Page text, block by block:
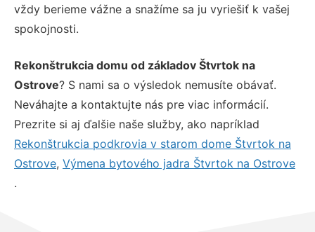
vždy berieme vážne a snažíme sa ju vyriešiť k vašej
spokojnosti.
Rekonštrukcia domu od základov Štvrtok na
Ostrove? S nami sa o výsledok nemusíte obávať.
Neváhajte a kontaktujte nás pre viac informácií.
Prezrite si aj ďalšie naše služby, ako napríklad
Rekonštrukcia podkrovia v starom dome Štvrtok na
Ostrove, Výmena bytového jadra Štvrtok na Ostrove
.